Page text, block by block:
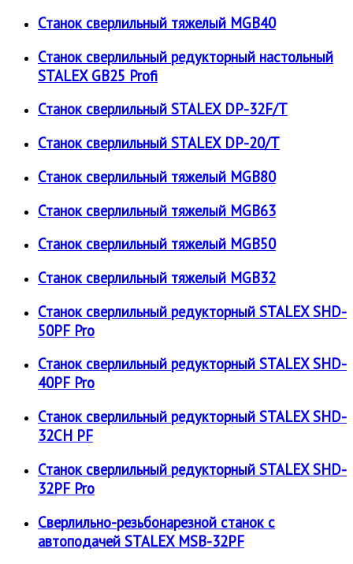
Станок сверлильный тяжелый MGB40
Станок сверлильный редукторный настольный
STALEX GB25 Profi
Станок сверлильный STALEX DP-32F/T
Станок сверлильный STALEX DP-20/T
Станок сверлильный тяжелый MGB80
Станок сверлильный тяжелый MGB63
Станок сверлильный тяжелый MGB50
Станок сверлильный тяжелый MGB32
Станок сверлильный редукторный STALEX SHD-
50PF Pro
Станок сверлильный редукторный STALEX SHD-
40PF Pro
Станок сверлильный редукторный STALEX SHD-
32CH PF
Станок сверлильный редукторный STALEX SHD-
32PF Pro
Сверлильно-резьбонарезной станок с
автоподачей STALEX MSB-32PF